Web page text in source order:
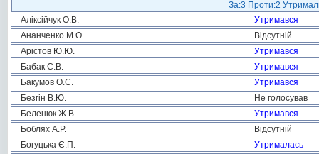
За:3 Проти:2
Аліксійчук О.В.
Утримався
Ананченко М.О.
Відсутній
Арістов Ю.Ю.
Утримався
Бабак С.В.
Утримався
Бакумов О.С.
Утримався
Безгін В.Ю.
Не голосував
Беленюк Ж.В.
Утримався
Боблях А.Р.
Відсутній
Богуцька Є.П.
Утрималась